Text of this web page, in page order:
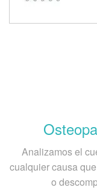
Analizamos el
cualquier causa
o